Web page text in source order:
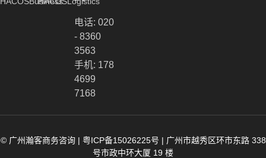
电话: 020
- 8360
3563
手机: 178
4699
7168
© 广州瀚客商务咨询 | 粤ICP备15026225号 | 广州市越秀区环市东路 338
号市政中环大厦 19 楼